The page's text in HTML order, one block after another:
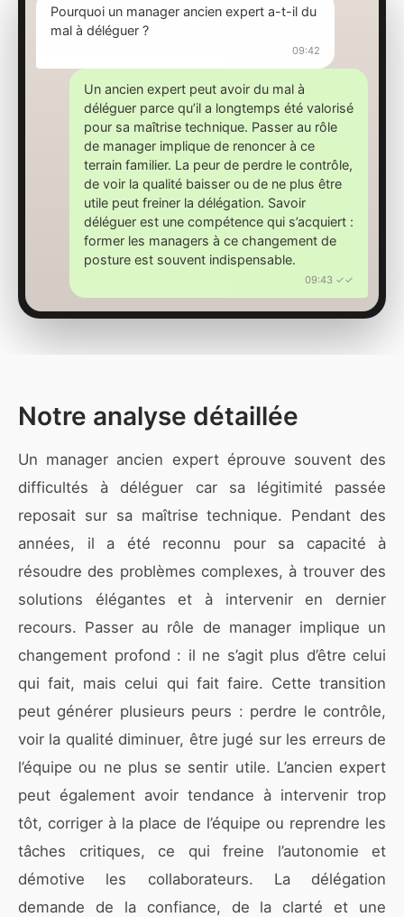
Pourquoi un manager ancien expert a-t-il du
mal à déléguer ?
09:42
Un ancien expert peut avoir du mal à
déléguer parce qu’il a longtemps été valorisé
pour sa maîtrise technique. Passer au rôle
de manager implique de renoncer à ce
terrain familier. La peur de perdre le contrôle,
de voir la qualité baisser ou de ne plus être
utile peut freiner la délégation. Savoir
déléguer est une compétence qui s’acquiert :
former les managers à ce changement de
posture est souvent indispensable.
09:43 ✓✓
Notre analyse détaillée
Un manager ancien expert éprouve souvent des
difficultés à déléguer car sa légitimité passée
reposait sur sa maîtrise technique. Pendant des
années, il a été reconnu pour sa capacité à
résoudre des problèmes complexes, à trouver des
solutions élégantes et à intervenir en dernier
recours. Passer au rôle de manager implique un
changement profond : il ne s’agit plus d’être celui
qui fait, mais celui qui fait faire. Cette transition
peut générer plusieurs peurs : perdre le contrôle,
voir la qualité diminuer, être jugé sur les erreurs de
l’équipe ou ne plus se sentir utile. L’ancien expert
peut également avoir tendance à intervenir trop
tôt, corriger à la place de l’équipe ou reprendre les
tâches critiques, ce qui freine l’autonomie et
démotive les collaborateurs. La délégation
demande de la confiance, de la clarté et une